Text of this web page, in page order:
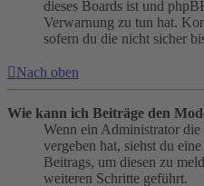
dieses Boards ist und
Verwarnung zu tun hat.
sofern du die nicht sicher
Nach oben
Wie kann ich Beiträge den
Wenn ein Administrator die
vergeben hat, siehst du
Beitrags, um diesen zu
weiteren Schritte geführt.